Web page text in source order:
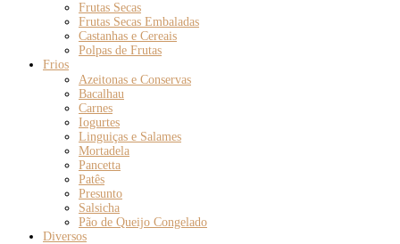
Frutas Secas
Frutas Secas Embaladas
Castanhas e Cereais
Polpas de Frutas
Frios
Azeitonas e Conservas
Bacalhau
Carnes
Iogurtes
Linguiças e Salames
Mortadela
Pancetta
Patês
Presunto
Salsicha
Pão de Queijo Congelado
Diversos